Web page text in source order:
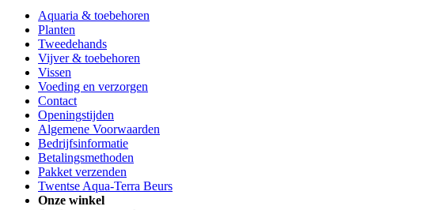
Aquaria & toebehoren
Planten
Tweedehands
Vijver & toebehoren
Vissen
Voeding en verzorgen
Contact
Openingstijden
Algemene Voorwaarden
Bedrijfsinformatie
Betalingsmethoden
Pakket verzenden
Twentse Aqua-Terra Beurs
Onze winkel